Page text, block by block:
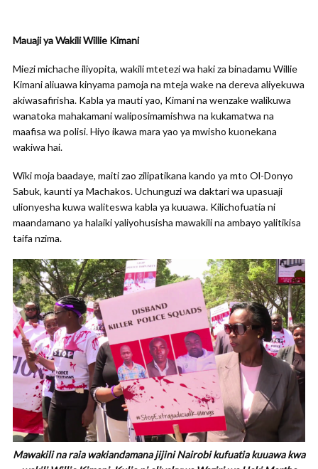
Mauaji ya Wakili Willie Kimani
Miezi michache iliyopita, wakili mtetezi wa haki za binadamu Willie
Kimani aliuawa kinyama pamoja na mteja wake na dereva aliyekuwa
akiwasafirisha. Kabla ya mauti yao, Kimani na wenzake walikuwa
wanatoka mahakamani waliposimamishwa na kukamatwa na
maafisa wa polisi. Hiyo ikawa mara yao ya mwisho kuonekana
wakiwa hai.
Wiki moja baadaye, maiti zao zilipatikana kando ya mto Ol-Donyo
Sabuk, kaunti ya Machakos. Uchunguzi wa daktari wa upasuaji
ulionyesha kuwa waliteswa kabla ya kuuawa. Kilichofuatia ni
maandamano ya halaiki yaliyohusisha mawakili na ambayo yalitikisa
taifa nzima.
Mawakili na raia wakiandamana jijini Nairobi kufuatia kuuawa kwa